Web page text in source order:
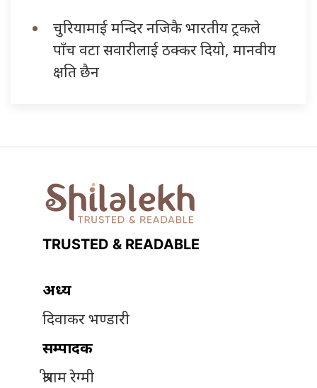
चुरियामाई मन्दिर नजिकै भारतीय ट्रकले
पाँच वटा सवारीलाई ठक्कर दियो, मानवीय
क्षति छैन
TRUSTED & READABLE
अध्यक्ष
दिवाकर भण्डारी
सम्पादक
श्रीराम रेग्मी